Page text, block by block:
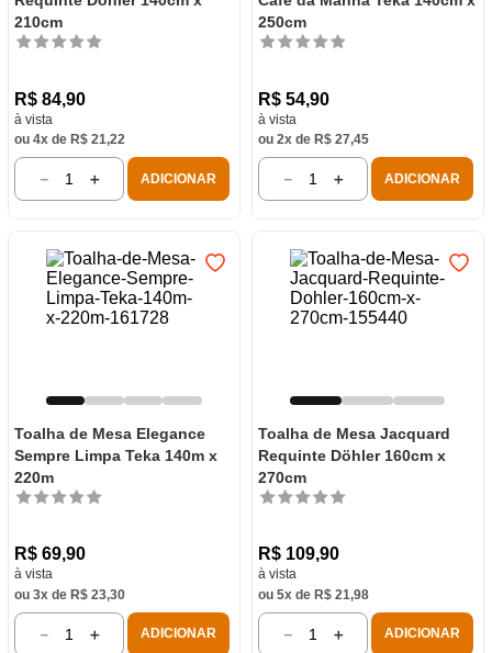
210cm
R$ 84,90
à vista
ou 4x de R$ 21,22
＋
－ ADICIONAR
250cm
R$ 54,90
à vista
ou 2x de R$ 27,45
＋
－ ADICIONAR
Toalha de Mesa Elegance
Sempre Limpa Teka 140m x
220m
R$ 69,90
à vista
ou 3x de R$ 23,30
＋
－ ADICIONAR
Toalha de Mesa Jacquard
Requinte Döhler 160cm x
270cm
R$ 109,90
à vista
ou 5x de R$ 21,98
＋
－ ADICIONAR